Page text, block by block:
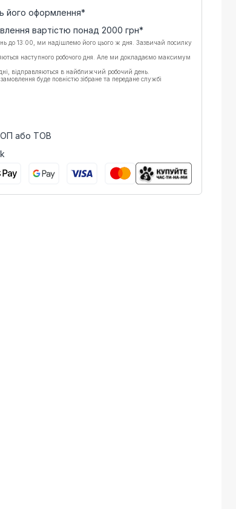
його оформлення*
вартістю понад 2000 грн*
до 13:00, ми надішлемо його цього ж дня. Зазвичай посилку
наступного робочого дня. Але ми докладаємо максимум
відправляються в найближчий робочий день.
буде повністю зібране та передане службі
або ТОВ